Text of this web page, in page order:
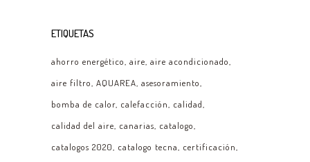
ETIQUETAS
ahorro energético aire aire acondicionado
aire filtro AQUAREA asesoramiento
bomba de calor calefacción
calidad
calidad del aire canarias catalogo
catalogos 2020
catalogo tecna
certificación